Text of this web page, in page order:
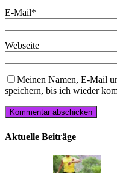
E-Mail*
Webseite
Meinen Namen, E-Mail
speichern, bis ich wieder
Aktuelle Beiträge